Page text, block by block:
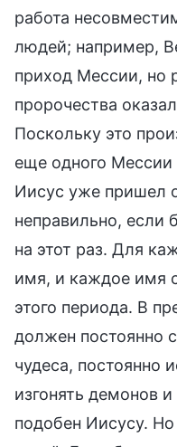
работа
людей; например,
приход Мессии, но
пророчества
Поскольку это
еще одного
Иисус уже пришел
неправильно, если
на этот раз. Для
имя, и каждое имя
этого периода. В
должен постоянно
чудеса, постоянно
изгонять демонов
подобен Иисусу. Но